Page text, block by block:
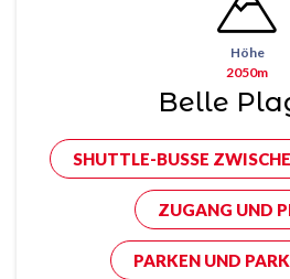
Höhe
2050m
Belle
SHUTTLE-BUSSE
ZUGANG UND
PARKEN UND